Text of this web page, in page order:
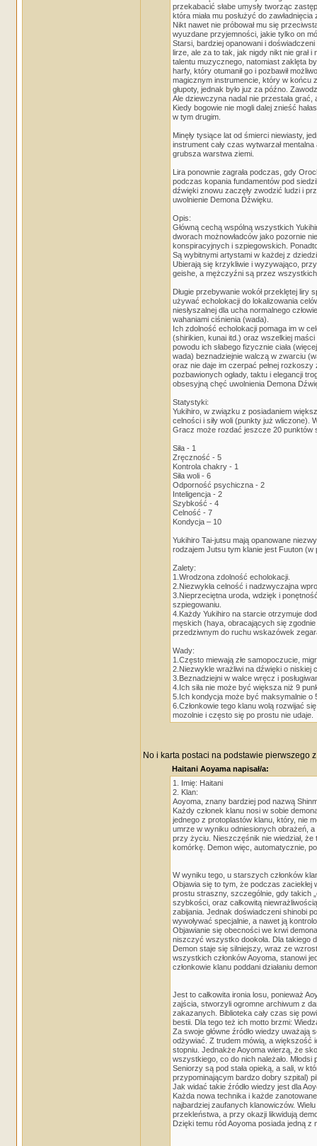
przekabacić słabe umysły tworząc
która miała mu posłużyć do
Nikt nawet nie próbował mu się
wyuzdane przyjemności, jakie tylko on
Starsi, bardziej opanowani i
lirze, ale za to tak, jak nigdy nikt nie grał i
talentu muzycznego, natomiast zaklęta
harfy, który otumanił go i pozbawił
magicznym instrumencie, który w końcu
głupoty, jednak było juz za późno.
Ale dziewczyna nadal nie przestała
Kiedy bogowie nie mogli dalej znieść
w tym drugim.
Minęły tysiące lat od śmierci niewiasty,
instrument cały czas wytwarzał
grubsza warstwa ziemi.
Lira ponownie zagrała podczas, gdy
podczas kopania fundamentów pod
dźwięki znowu zaczęły zwodzić ludzi i
uwolnienie Demona Dźwięku.
Opis:
Główną cechą wspólną wszystkich
dworach możnowładców jako pozornie
konspiracyjnych i szpiegowskich.
Są wybitnymi artystami w każdej z
Ubierają się krzykliwie i wyzywająco,
geishe, a mężczyźni są przez
Długie przebywanie wokół przeklętej liry
używać echolokacji do lokalizowania
niesłyszalnej dla ucha normalnego
wahaniami ciśnienia (wada).
Ich zdolność echolokacji pomaga im w
(shirikien, kunai itd.) oraz wszelkiej
powodu ich słabego fizycznie ciała
wada) beznadziejnie walczą w zwarciu
oraz nie daje im czerpać pełnej
pozbawionych ogłady, taktu i elegancji
obsesyjną chęć uwolnienia Demona
Statystyki:
Yukihiro, w związku z posiadaniem
celności i siły woli (punkty już wliczone).
Gracz może rozdać jeszcze 20 punktów
Siła - 1
Zręczność - 5
Kontrola chakry - 1
Siła woli - 6
Odporność psychiczna - 2
Inteligencja - 2
Szybkość - 4
Celność - 7
Kondycja – 10
Yukihiro Tai-jutsu mają opanowane
rodzajem Jutsu tym klanie jest Fuuton (w
Zalety:
1.Wrodzona zdolność echolokacji.
2.Niezwykła celność i nadzwyczajna
3.Nieprzeciętna uroda, wdzięk i
szpiegowaniu.
4.Każdy Yukihiro na starcie otrzymuje
męskich (haya, obracających się
przedziwnym do ruchu wskazówek
Wady:
1.Często miewają złe samopoczucie,
2.Niezwykle wrażliwi na dźwięki o niskiej
3.Beznadziejni w walce wręcz i
4.Ich siła nie może być większa niż 9
5.Ich kondycja może być maksymalnie o
6.Członkowie tego klanu wolą rozwijać
mozolnie i często się po prostu nie udaje.
No i karta postaci na podstawie pierwszego
Haitani Aoyama napisał/a:
1. Imię: Haitani
2. Klan:
Aoyoma, znany bardziej pod nazwą
Każdy członek klanu nosi w sobie
jednego z protoplastów klanu, który, nie
umrze w wyniku odniesionych obrażeń, a
przy życiu. Nieszczęśnik nie wiedział,
komórkę. Demon więc, automatycznie,
W wyniku tego, u starszych członków
Objawia się to tym, że podczas zaciekłej
prostu straszny, szczególnie, gdy takich
szybkości, oraz całkowitą
zabijania. Jednak doświadczeni shinobi
wywoływać specjalnie, a nawet ją
Objawianie się obecności we krwi
niszczyć wszystko dookoła. Dla takiego
Demon staje się silniejszy, wraz ze
wszystkich członków Aoyoma, stanowi
członkowie klanu poddani działaniu
Jest to całkowita ironia losu, ponieważ
zajścia, stworzyli ogromne archiwum z
zakazanych. Biblioteka cały czas się
bestii. Dla tego też ich motto brzmi:
Za swoje główne źródło wiedzy
odżywiać. Z trudem mówią, a większość
stopniu. Jednakże Aoyoma wierzą, że
wszystkiego, co do nich należało.
Seniorzy są pod stała opieką, a sali, w
przypominającym bardzo dobry szpital)
Jak widać takie źródło wiedzy jest dla
Każda nowa technika i każde
najbardziej zaufanych klanowiczów.
przekleństwa, a przy okazji likwidują
Dzięki temu ród Aoyoma posiada jedną z